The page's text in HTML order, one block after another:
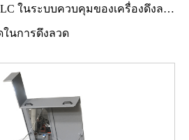
ะบบควบคุมของเครื่องดึงลวดแบบเส้นตรง
ในการดึงลวด